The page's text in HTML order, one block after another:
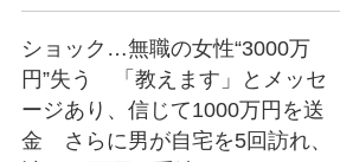
ショック…無職の女性“3000万
円”失う 「教えます」とメッセ
ージあり、信じて1000万円を送
金 さらに男が自宅を5回訪れ、